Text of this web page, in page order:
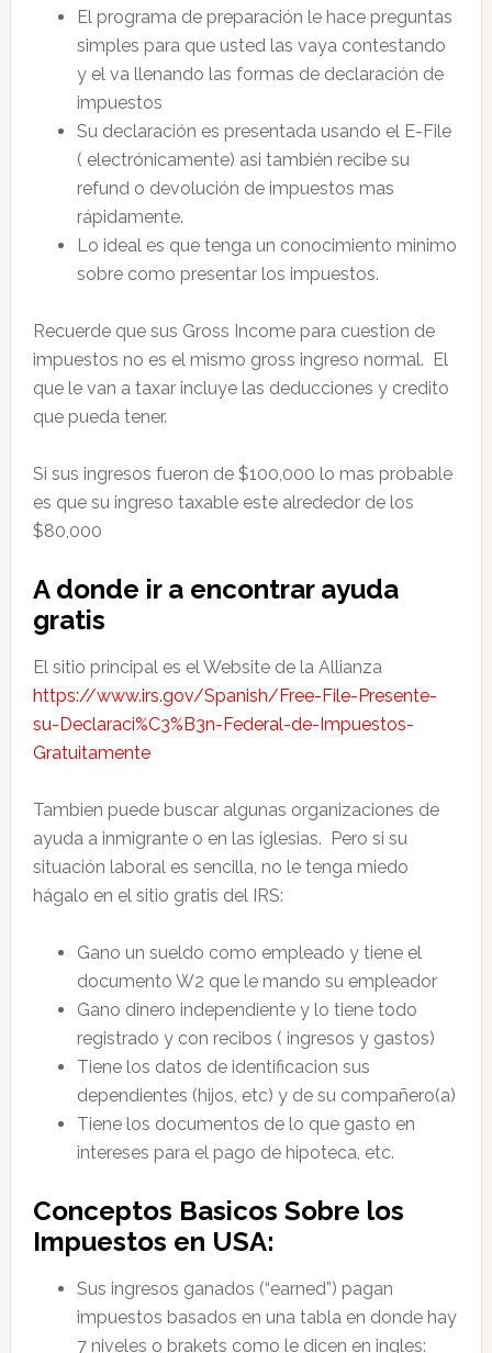
El programa de preparación le hace preguntas
simples para que usted las vaya contestando
y el va llenando las formas de declaración de
impuestos
Su declaración es presentada usando el E-File
( electrónicamente) asi también recibe su
refund o devolución de impuestos mas
rápidamente.
Lo ideal es que tenga un conocimiento minimo
sobre como presentar los impuestos.
Recuerde que sus Gross Income para cuestion de
impuestos no es el mismo gross ingreso normal. El
que le van a taxar incluye las deducciones y credito
que pueda tener.
Si sus ingresos fueron de $100,000 lo mas probable
es que su ingreso taxable este alrededor de los
$80,000
A donde ir a encontrar ayuda
gratis
El sitio principal es el Website de la Allianza
https://www.irs.gov/Spanish/Free-File-Presente-
su-Declaraci%C3%B3n-Federal-de-Impuestos-
Gratuitamente
Tambien puede buscar algunas organizaciones de
ayuda a inmigrante o en las iglesias. Pero si su
situación laboral es sencilla, no le tenga miedo
hágalo en el sitio gratis del IRS:
Gano un sueldo como empleado y tiene el
documento W2 que le mando su empleador
Gano dinero independiente y lo tiene todo
registrado y con recibos ( ingresos y gastos)
Tiene los datos de identificacion sus
dependientes (hijos, etc) y de su compañero(a)
Tiene los documentos de lo que gasto en
intereses para el pago de hipoteca, etc.
Conceptos Basicos Sobre los
Impuestos en USA:
Sus ingresos ganados (“earned”) pagan
impuestos basados en una tabla en donde hay
7 niveles o brakets como le dicen en ingles: